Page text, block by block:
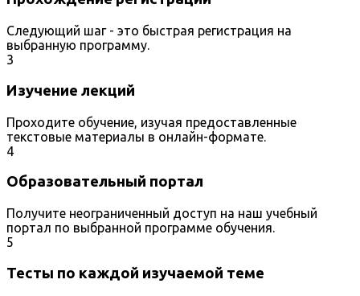
Следующий шаг - это быстрая регистрация на
выбранную программу.
3
Изучение лекций
Проходите обучение, изучая предоставленные
текстовые материалы в онлайн-формате.
4
Образовательный портал
Получите неограниченный доступ на наш учебный
портал по выбранной программе обучения.
5
Тесты по каждой изучаемой теме